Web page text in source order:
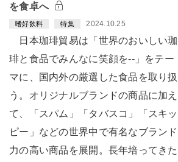
を食卓へ
嗜好飲料 特集 2024.10.25
日本珈琲貿易は「世界のおいしい珈
琲と食品でみんなに笑顔を--」をテー
マに、国内外の厳選した食品を取り扱
う。オリジナルブランドの商品に加え
て、「スパム」「タバスコ」「スキッ
ピー」などの世界中で有名なブランド
力の高い商品を展開。長年培ってきた